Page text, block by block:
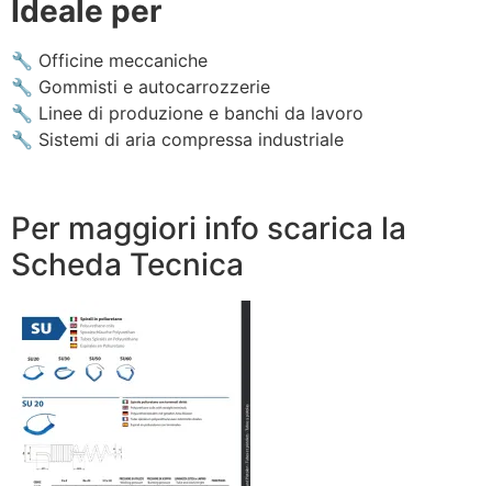
Ideale per
🔧 Officine meccaniche
🔧 Gommisti e autocarrozzerie
🔧 Linee di produzione e banchi da lavoro
🔧 Sistemi di aria compressa industriale
Per maggiori info scarica la
Scheda Tecnica